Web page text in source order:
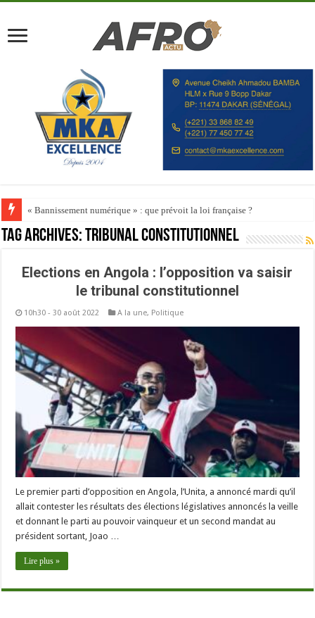
« Bannissement numérique » : que prévoit la loi française ?
Tag Archives:Tribunal constitutionnel
Elections en Angola : l’opposition va saisir
le tribunal constitutionnel
10h30 - 30 août 2022 A la une, Politique
Le premier parti d’opposition en Angola, l’Unita, a annoncé mardi qu’il
allait contester les résultats des élections législatives annoncés la veille
et donnant le parti au pouvoir vainqueur et un second mandat au
président sortant, Joao …
Lire plus »